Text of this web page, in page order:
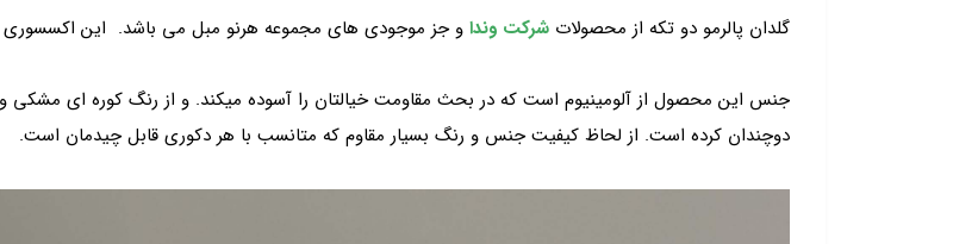
گلدان پالرمو دو تکه از محصولات شرکت وندا و جز موجودی های مجموعه هرنو مبل می باشد. این
جنس این محصول از آلومینیوم است که در بحث مقاومت خیالتان را آسوده میکند. و از رنگ کوره ای مشکی
دوچندان کرده است. از لحاظ کیفیت جنس و رنگ بسیار مقاوم که متانسب با هر دکوری قابل چیدمان است.